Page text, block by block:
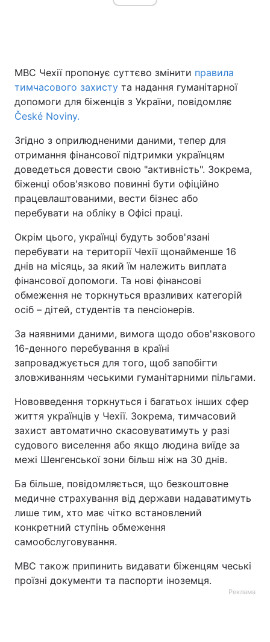
МВС Чехії пропонує суттєво змінити правила
тимчасового захисту та надання гуманітарної
допомоги для біженців з України, повідомляє
České Noviny.
Згідно з оприлюдненими даними, тепер для
отримання фінансової підтримки українцям
доведеться довести свою "активність". Зокрема,
біженці обов'язково повинні бути офіційно
працевлаштованими, вести бізнес або
перебувати на обліку в Офісі праці.
Окрім цього, українці будуть зобов'язані
перебувати на території Чехії щонайменше 16
днів на місяць, за який їм належить виплата
фінансової допомоги. Та нові фінансові
обмеження не торкнуться вразливих категорій
осіб – дітей, студентів та пенсіонерів.
За наявними даними, вимога щодо обов'язкового
16-денного перебування в країні
запроваджується для того, щоб запобігти
зловживанням чеськими гуманітарними пільгами.
Нововведення торкнуться і багатьох інших сфер
життя українців у Чехії. Зокрема, тимчасовий
захист автоматично скасовуватимуть у разі
судового виселення або якщо людина виїде за
межі Шенгенської зони більш ніж на 30 днів.
Ба більше, повідомляється, що безкоштовне
медичне страхування від держави надаватимуть
лише тим, хто має чітко встановлений
конкретний ступінь обмеження
самообслуговування.
МВС також припинить видавати біженцям чеські
проїзні документи та паспорти іноземця.
Реклама